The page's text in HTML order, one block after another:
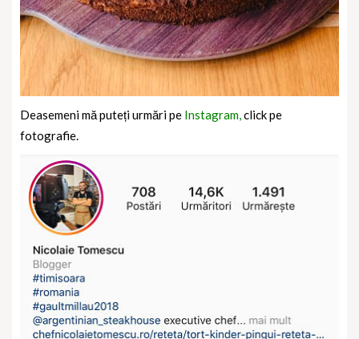
Deasemeni mă puteți urmări pe Instagram,click pe
fotografie.